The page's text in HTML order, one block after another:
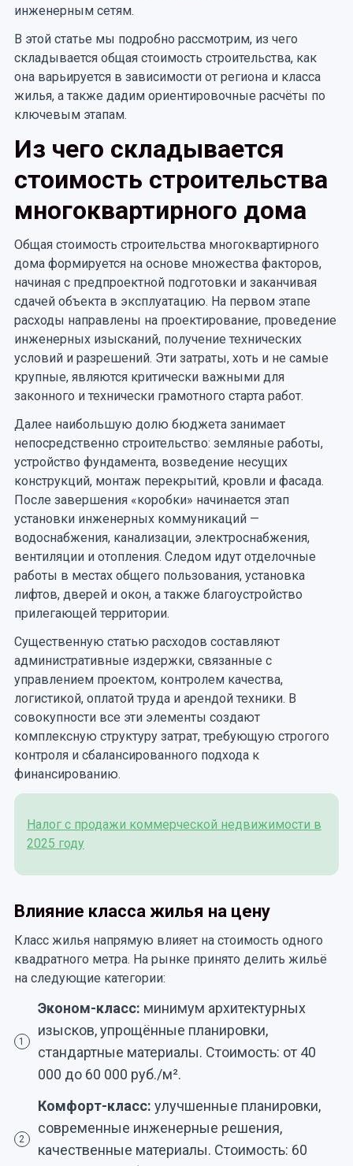
инженерным сетям.
В этой статье мы подробно рассмотрим, из чего
складывается общая стоимость строительства, как
она варьируется в зависимости от региона и класса
жилья, а также дадим ориентировочные расчёты по
ключевым этапам.
Из чего складывается
стоимость строительства
многоквартирного дома
Общая стоимость строительства многоквартирного
дома формируется на основе множества факторов,
начиная с предпроектной подготовки и заканчивая
сдачей объекта в эксплуатацию. На первом этапе
расходы направлены на проектирование, проведение
инженерных изысканий, получение технических
условий и разрешений. Эти затраты, хоть и не самые
крупные, являются критически важными для
законного и технически грамотного старта работ.
Далее наибольшую долю бюджета занимает
непосредственно строительство: земляные работы,
устройство фундамента, возведение несущих
конструкций, монтаж перекрытий, кровли и фасада.
После завершения «коробки» начинается этап
установки инженерных коммуникаций —
водоснабжения, канализации, электроснабжения,
вентиляции и отопления. Следом идут отделочные
работы в местах общего пользования, установка
лифтов, дверей и окон, а также благоустройство
прилегающей территории.
Существенную статью расходов составляют
административные издержки, связанные с
управлением проектом, контролем качества,
логистикой, оплатой труда и арендой техники. В
совокупности все эти элементы создают
комплексную структуру затрат, требующую строгого
контроля и сбалансированного подхода к
финансированию.
Налог с продажи коммерческой недвижимости в
2025 году
Влияние класса жилья на цену
Класс жилья напрямую влияет на стоимость одного
квадратного метра. На рынке принято делить жильё
на следующие категории:
1
Эконом-класс: минимум архитектурных
изысков, упрощённые планировки,
стандартные материалы. Стоимость: от 40
000 до 60 000 руб./м².
2
Комфорт-класс: улучшенные планировки,
современные инженерные решения,
качественные материалы. Стоимость: 60